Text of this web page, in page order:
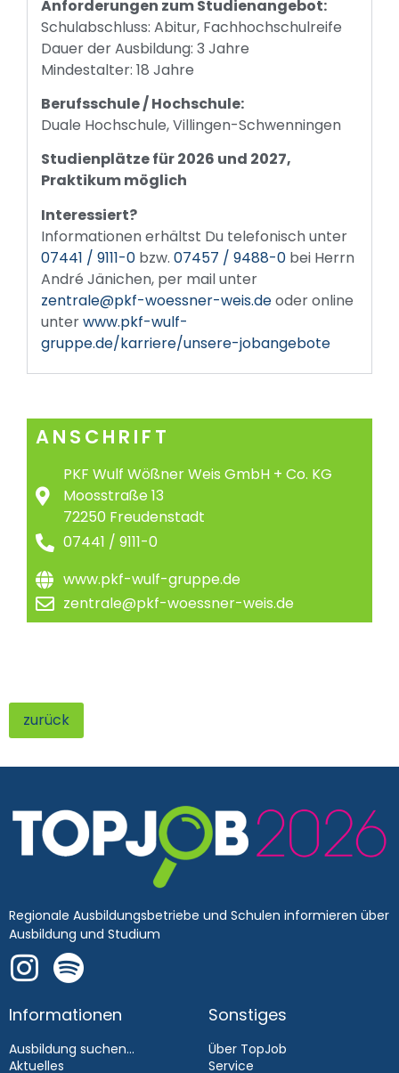
Anforderungen zum Studienangebot:
Schulabschluss: Abitur, Fachhochschulreife
Dauer der Ausbildung: 3 Jahre
Mindestalter: 18 Jahre
Berufsschule / Hochschule:
Duale Hochschule, Villingen-Schwenningen
Studienplätze für 2026 und 2027,
Praktikum möglich
Interessiert?
Informationen erhältst Du telefonisch unter
07441 / 9111-0 bzw. 07457 / 9488-0 bei Herrn
André Jänichen, per mail unter
zentrale@pkf-woessner-weis.deoder online
unterwww.pkf-wulf-
gruppe.de/karriere/unsere-jobangebote
ANSCHRIFT
PKF Wulf Wößner Weis GmbH + Co. KG
Moosstraße 13
72250 Freudenstadt
07441 / 9111-0
www.pkf-wulf-gruppe.de
zentrale@pkf-woessner-weis.de
zurück
Regionale Ausbildungsbetriebe und Schulen informieren über
Ausbildung und Studium
Informationen
Ausbildung suchen...
Aktuelles
Sonstiges
Über TopJob
Service